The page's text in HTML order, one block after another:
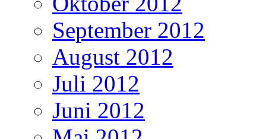
September 2012
August 2012
Juli 2012
Juni 2012